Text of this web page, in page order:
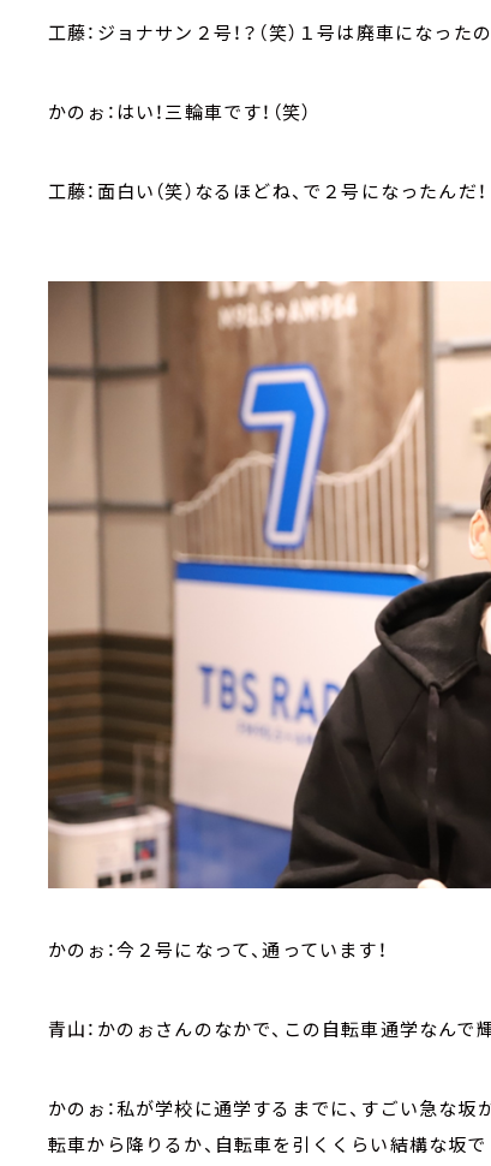
工藤：ジョナサン２号！？（笑）１号は廃車になった
かのぉ：はい！三輪車です！（笑）
工藤：面白い（笑）なるほどね、で２号になったんだ！
かのぉ：今２号になって、通っています！
青山：かのぉさんのなかで、この自転車通学なんで
かのぉ：私が学校に通学するまでに、すごい急な
転車から降りるか、自転車を引くくらい結構な坂で